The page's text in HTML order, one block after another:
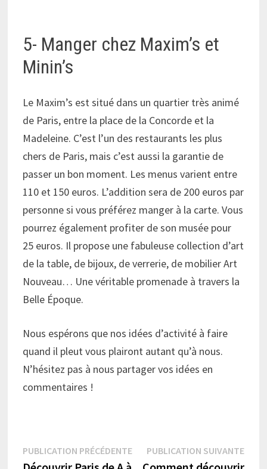
5- Manger chez Maxim’s et
Minin’s
Le Maxim’s est situé dans un quartier très animé
de Paris, entre la place de la Concorde et la
Madeleine. C’est l’un des restaurants les plus
chers de Paris, mais c’est aussi la garantie de
passer un bon moment. Les menus varient entre
110 et 150 euros. L’addition sera de 200 euros par
personne si vous préférez manger à la carte. Vous
pourrez également profiter de son musée pour
25 euros. Il propose une fabuleuse collection d’art
de la table, de bijoux, de verrerie, de mobilier Art
Nouveau… Une véritable promenade à travers la
Belle Époque.
Nous espérons que nos idées d’activité à faire
quand il pleut vous plairont autant qu’à nous.
N’hésitez pas à nous partager vos idées en
commentaires !
Navigation
PUBLICATION PRÉCÉDENTEPublication
précédente :
PUBLICATION SUIVANTE